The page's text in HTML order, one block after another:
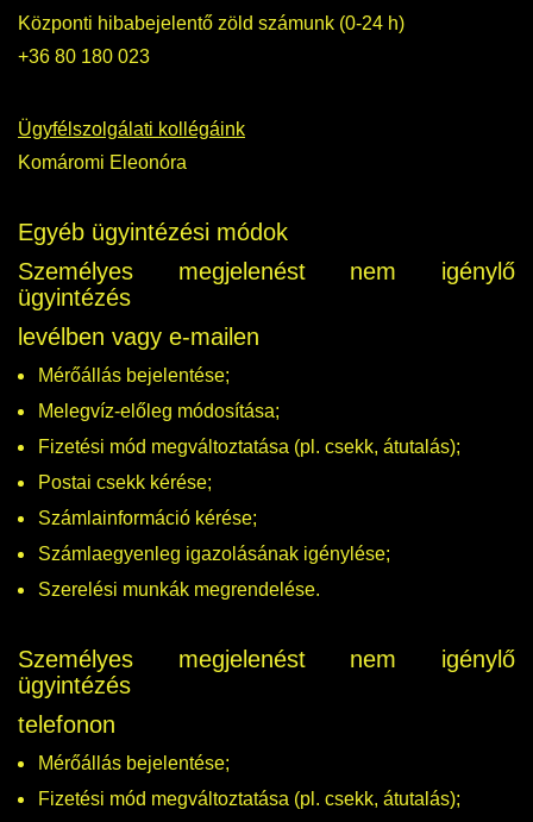
Központi hibabejelentő zöld számunk (0-24 h)
+36 80 180 023
Ügyfélszolgálati kollégáink
Komáromi Eleonóra
Egyéb ügyintézési módok
Személyes megjelenést nem igénylő
ügyintézés
levélben vagy e-mailen
Mérőállás bejelentése;
Melegvíz-előleg módosítása;
Fizetési mód megváltoztatása (pl. csekk, átutalás);
Postai csekk kérése;
Számlainformáció kérése;
Számlaegyenleg igazolásának igénylése;
Szerelési munkák megrendelése.
Személyes megjelenést nem igénylő
ügyintézés
telefonon
Mérőállás bejelentése;
Fizetési mód megváltoztatása (pl. csekk, átutalás);